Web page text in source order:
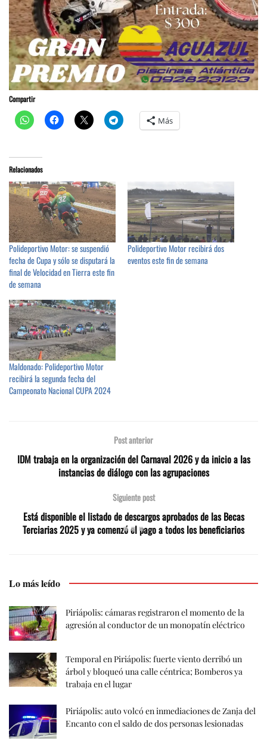
Compartir
Más
Relacionados
Polideportivo Motor: se suspendió
fecha de Cupa y sólo se disputará la
final de Velocidad en Tierra este fin
de semana
Polideportivo Motor recibirá dos
eventos este fin de semana
Maldonado: Polideportivo Motor
recibirá la segunda fecha del
Campeonato Nacional CUPA 2024
Post anterior
IDM trabaja en la organización del Carnaval 2026 y da inicio a las
instancias de diálogo con las agrupaciones
Siguiente post
Está disponible el listado de descargos aprobados de las Becas
Terciarias 2025 y ya comenzó el pago a todos los beneficiarios
Lo más leído
Piriápolis: cámaras registraron el momento de la
agresión al conductor de un monopatín eléctrico
Temporal en Piriápolis: fuerte viento derribó un
árbol y bloqueó una calle céntrica; Bomberos ya
trabaja en el lugar
Piriápolis: auto volcó en inmediaciones de Zanja del
Encanto con el saldo de dos personas lesionadas